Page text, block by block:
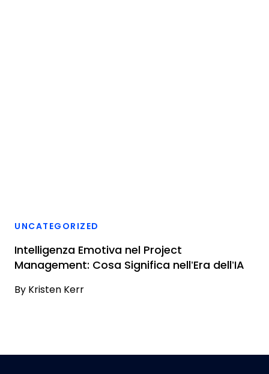
UNCATEGORIZED
Intelligenza Emotiva nel Project
Management: Cosa Significa nell’Era dell’IA
By Kristen Kerr